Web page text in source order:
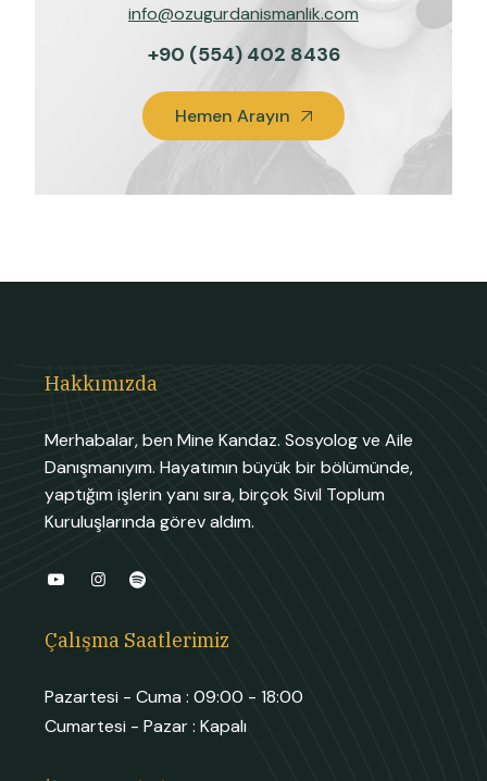
info@ozugurdanismanlik.com
+90 (554) 402 8436
Hemen Arayın
Hakkımızda
Merhabalar, ben Mine Kandaz. Sosyolog ve Aile
Danışmanıyım. Hayatımın büyük bir bölümünde,
yaptığım işlerin yanı sıra, birçok Sivil Toplum
Kuruluşlarında görev aldım.
Çalışma Saatlerimiz
Pazartesi - Cuma : 09:00 - 18:00
Cumartesi - Pazar : Kapalı